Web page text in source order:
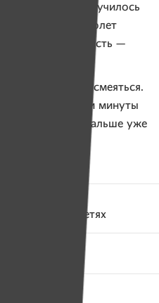
терактов уже случилось
когда самолет
такая новость —
жить, смеяться.
кому-то в эти минуты
жизни дальше уже
социальных сетях